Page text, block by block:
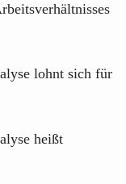
lohnt sich für
heißt